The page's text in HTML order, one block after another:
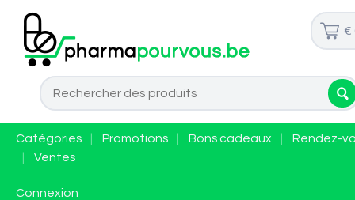
€
Catégories Promotions Bons cadeaux
Rendez-
Ventes
Connexion